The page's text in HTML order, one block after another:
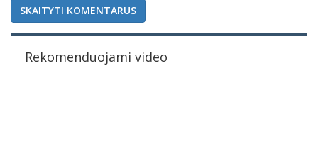
SKAITYTI KOMENTARUS
Rekomenduojami video